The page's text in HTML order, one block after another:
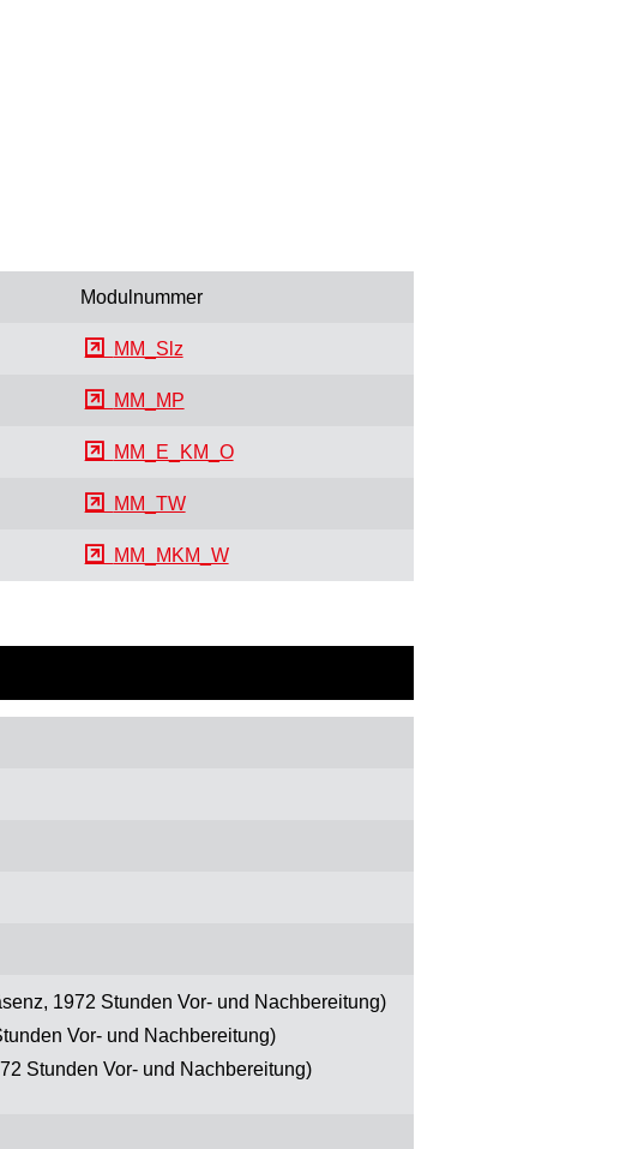
Modulnummer
MM_Slz
MM_MP
MM_E_KM_O
MM_TW
MM_MKM_W
1972 Stunden Vor- und Nachbereitung)
Vor- und Nachbereitung)
Stunden Vor- und Nachbereitung)